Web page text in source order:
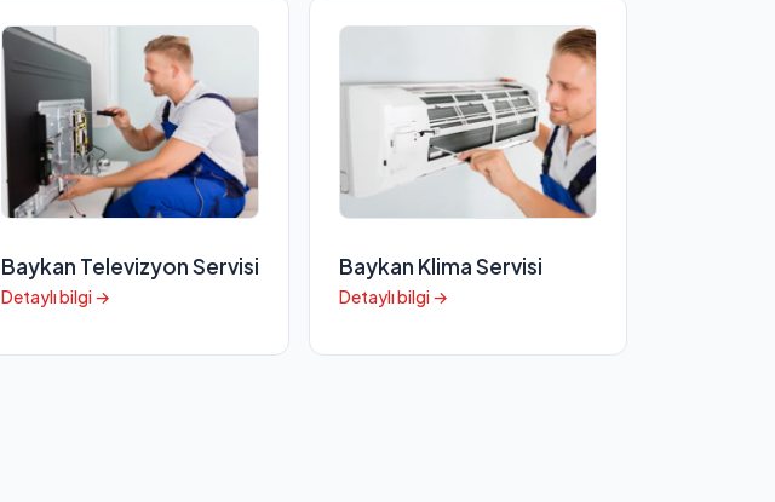
Baykan Televizyon Servisi
Detaylı bilgi →
Baykan Klima Servisi
Detaylı bilgi →